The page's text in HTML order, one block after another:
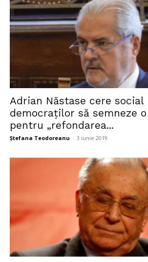
Adrian Năstase cere social
democraților să semneze
pentru „refondarea...
Ștefana Teodoreanu - 3 iunie 2019